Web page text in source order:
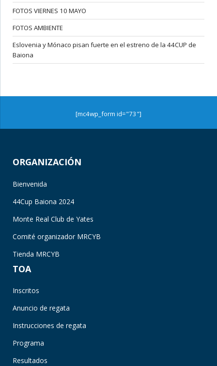
FOTOS VIERNES 10 MAYO
FOTOS AMBIENTE
Eslovenia y Mónaco pisan fuerte en el estreno de la 44CUP de
Baiona
[mc4wp_form id="73"]
ORGANIZACIÓN
Bienvenida
44Cup Baiona 2024
Monte Real Club de Yates
Comité organizador MRCYB
Tienda MRCYB
TOA
Inscritos
Anuncio de regata
Instrucciones de regata
Programa
Resultados